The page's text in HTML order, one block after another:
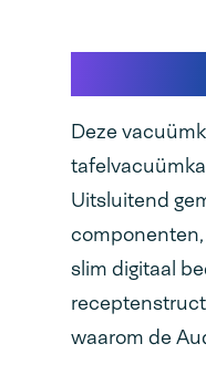
Deze
Uitsluitend
slim digitaal
waarom de